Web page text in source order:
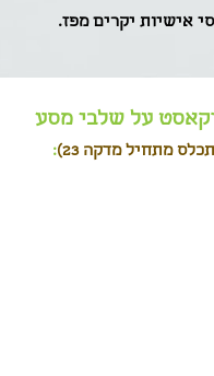
אישיות יקרים מפז.
על שלבי מסע
מתחיל מדקה 23) :